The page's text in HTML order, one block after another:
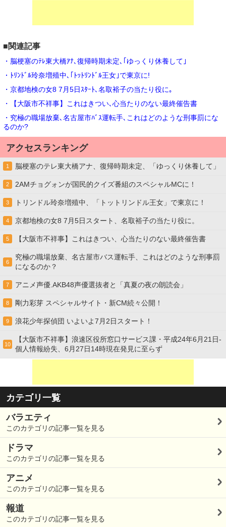
■関連記事
・脳梗塞のﾃﾚ東大橋ｱﾅ､復帰時期未定､｢ゆっくり休養して｣
・ﾄﾘﾝﾄﾞﾙ玲奈増殖中､｢ﾄｯﾄﾘﾝﾄﾞﾙ王女｣で東京に!
・京都地検の女8 7月5日ｽﾀｰﾄ､名取裕子の当たり役に｡
・【大阪市不祥事】これはきつい､心当たりのない最終催告書
・究極の職場放棄､名古屋市ﾊﾞｽ運転手､これはどのような刑事罰にな
るのか?
アクセスランキング
1 脳梗塞のテレ東大橋アナ、復帰時期未定、「ゆっくり休養して」
2 2AMチョグォンが国民的クイズ番組のスペシャルMCに！
3 トリンドル玲奈増殖中、「トットリンドル王女」で東京に！
4 京都地検の女8 7月5日スタート、名取裕子の当たり役に。
5 【大阪市不祥事】これはきつい、心当たりのない最終催告書
6
究極の職場放棄、名古屋市バス運転手、これはどのような刑事罰
になるのか？
7 アニメ声優.AKB48声優選抜者と「真夏の夜の朗読会」
8 剛力彩芽 スペシャルサイト・新CM続々公開！
9 浪花少年探偵団 いよいよ7月2日スタート！
10
【大阪市不祥事】浪速区役所窓口サービス課・平成24年6月21日-
個人情報紛失、6月27日14時現在発見に至らず
カテゴリ一覧
バラエティ
このカテゴリの記事一覧を見る
ドラマ
このカテゴリの記事一覧を見る
アニメ
このカテゴリの記事一覧を見る
報道
このカテゴリの記事一覧を見る